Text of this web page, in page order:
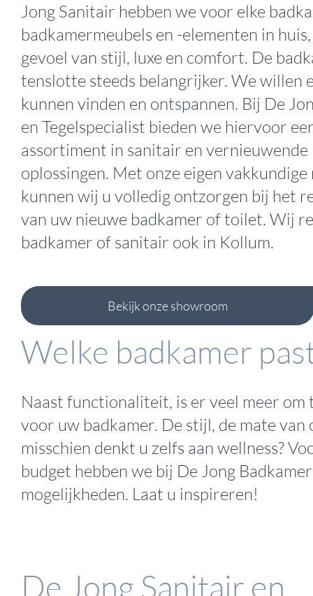
Jong Sanitair hebben we voor elke
badkamermeubels en -elementen in
gevoel van stijl, luxe en comfort. De
tenslotte steeds belangrijker. We willen
kunnen vinden en ontspannen. Bij De
en Tegelspecialist bieden we hiervoor
assortiment in sanitair en vernieuwende
oplossingen. Met onze eigen
kunnen wij u volledig ontzorgen bij het
van uw nieuwe badkamer of toilet. Wij
badkamer of sanitair ook in Kollum.
Bekijk onze showroom
Welke badkamer
Naast functionaliteit, is er veel meer om
voor uw badkamer. De stijl, de mate
misschien denkt u zelfs aan wellness?
budget hebben we bij De Jong
mogelijkheden. Laat u inspireren!
De Jong Sanitair en